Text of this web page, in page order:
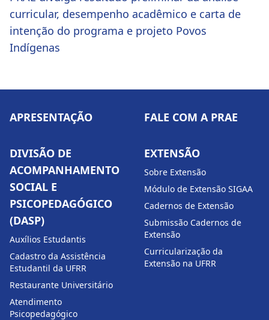
curricular, desempenho acadêmico e carta de
intenção do programa e projeto Povos
Indígenas
APRESENTAÇÃO FALE COM A PRAE
DIVISÃO DE
ACOMPANHAMENTO
SOCIAL E
PSICOPEDAGÓGICO
(DASP)
Auxílios Estudantis
Cadastro da Assistência
Estudantil da UFRR
Restaurante Universitário
Atendimento
Psicopedagógico
EXTENSÃO
Sobre Extensão
Módulo de Extensão SIGAA
Cadernos de Extensão
Submissão Cadernos de
Extensão
Curricularização da
Extensão na UFRR